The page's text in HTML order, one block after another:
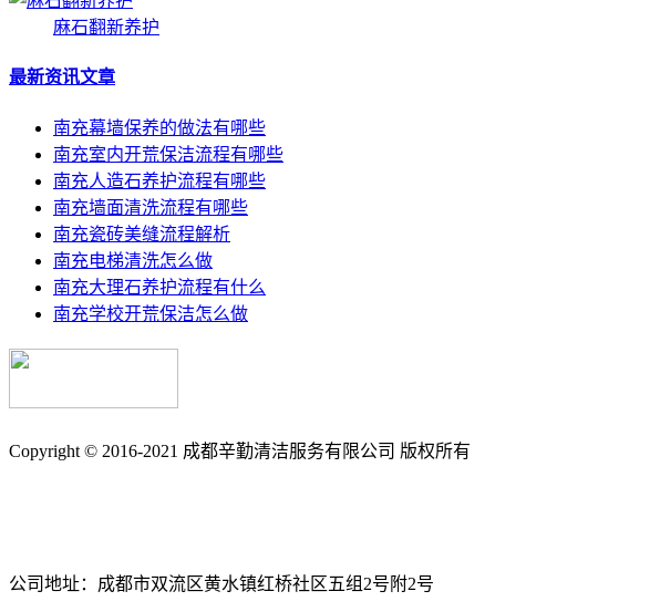
麻石翻新养护
最新资讯文章
南充幕墙保养的做法有哪些
南充室内开荒保洁流程有哪些
南充人造石养护流程有哪些
南充墙面清洗流程有哪些
南充瓷砖美缝流程解析
南充电梯清洗怎么做
南充大理石养护流程有什么
南充学校开荒保洁怎么做
Copyright © 2016-2021 成都辛勤清洁服务有限公司 版权所有
公司地址：成都市双流区黄水镇红桥社区五组2号附2号